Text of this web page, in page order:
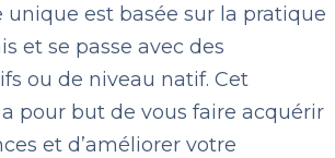
est basée sur la pratique
et se passe avec des
ou de niveau natif. Cet
pour but de vous faire acquérir
et d’améliorer votre